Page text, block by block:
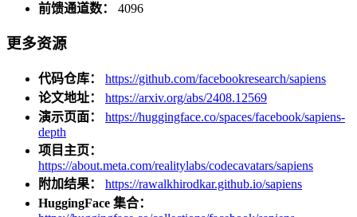
前馈通道数：
4096
更多资源
代码仓库：
https://github.com/facebookresearch/sapiens
论文地址：
https://arxiv.org/abs/2408.12569
演示页面：
https://huggingface.co/spaces/facebook/sapiens-
depth
项目主页：
https://about.meta.com/realitylabs/codecavatars/sapiens
附加结果：
https://rawalkhirodkar.github.io/sapiens
HuggingFace 集合：